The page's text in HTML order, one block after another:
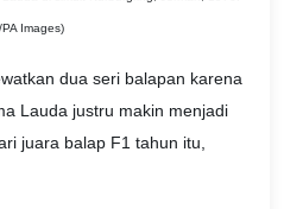
PA Images)
dua seri balapan karena
Lauda justru makin menjadi
juara balap F1 tahun itu,